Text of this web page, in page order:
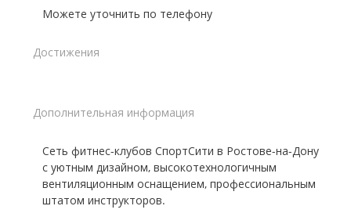
Можете уточнить по телефону
Достижения
Дополнительная информация
Сеть фитнес-клубов СпортСити в Ростове-на-Дону
с уютным дизайном, высокотехнологичным
вентиляционным оснащением, профессиональным
штатом инструкторов.